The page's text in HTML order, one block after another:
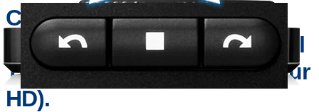
Comment naviguer dans le
guide de programmation Bell
Télé Satellite (6500 Récepteur
HD).